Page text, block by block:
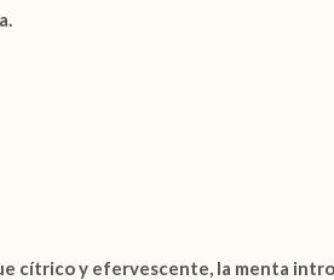
cítrico y efervescente, la menta